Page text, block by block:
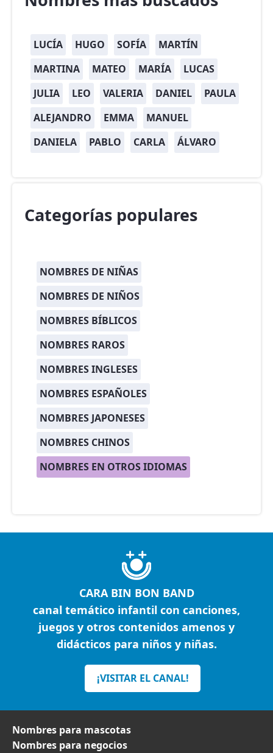
LUCÍA HUGO SOFÍA
MARTÍN
MARTINA
MATEO MARÍA
LUCAS
JULIA
LEO VALERIA DANIEL
PAULA
ALEJANDRO
EMMA
MANUEL
DANIELA
PABLO CARLA ÁLVARO
Categorías populares
NOMBRES DE NIÑAS
NOMBRES DE NIÑOS
NOMBRES BÍBLICOS
NOMBRES RAROS
NOMBRES INGLESES
NOMBRES ESPAÑOLES
NOMBRES JAPONESES
NOMBRES CHINOS
NOMBRES EN OTROS IDIOMAS
CARA BIN BON BAND
canal temático infantil con canciones,
juegos y otros contenidos amenos y
didácticos para niños y niñas.
¡VISITAR EL CANAL!
Nombres para mascotas
Nombres para negocios